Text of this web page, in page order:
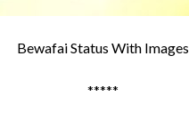
Bewafai Status With Images
*****